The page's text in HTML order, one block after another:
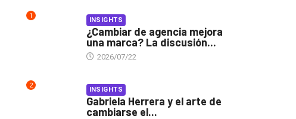
1 INSIGHTS
¿Cambiar de agencia mejora
una marca? La discusión...
2026/07/22
2 INSIGHTS
Gabriela Herrera y el arte de
cambiarse el...